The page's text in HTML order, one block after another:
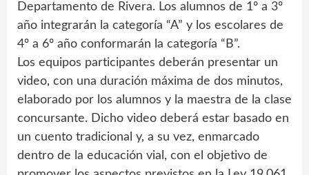
Departamento de Rivera. Los alumnos de 1º a 3º
año integrarán la categoría “A” y los escolares de
4º a 6º año conformarán la categoría “B”.
Los equipos participantes deberán presentar un
video, con una duración máxima de dos minutos,
elaborado por los alumnos y la maestra de la clase
concursante. Dicho video deberá estar basado en
un cuento tradicional y, a su vez, enmarcado
dentro de la educación vial, con el objetivo de